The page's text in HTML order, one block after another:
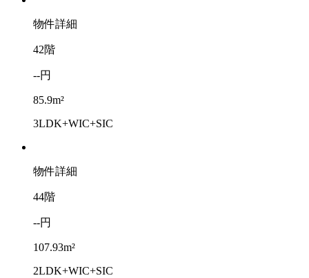
物件詳細
42階
--円
85.9m²
3LDK+WIC+SIC
物件詳細
44階
--円
107.93m²
2LDK+WIC+SIC